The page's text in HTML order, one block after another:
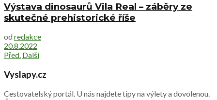
Výstava dinosaurů Vila Real – záběry ze
skutečné prehistorické říše
od redakce
20.8.2022
Před. Další
Vyslapy.cz
Cestovatelský portál. U nás najdete tipy na výlety a dovolenou.